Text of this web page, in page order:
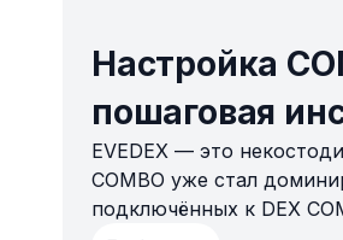
Настройка
пошаговая
EVEDEX — это
COMBO уже стал
подключённых к DEX